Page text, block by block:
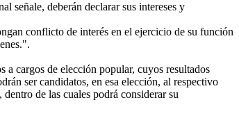
señale, deberán declarar sus intereses y
conflicto de interés en el ejercicio de su función
cargos de elección popular, cuyos resultados
ser candidatos, en esa elección, al respectivo
de las cuales podrá considerar su